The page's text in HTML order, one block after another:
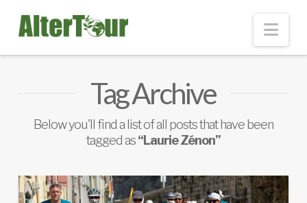
Tag Archive
Below you'll find a list of all posts that have been
tagged as“Laurie Zénon”